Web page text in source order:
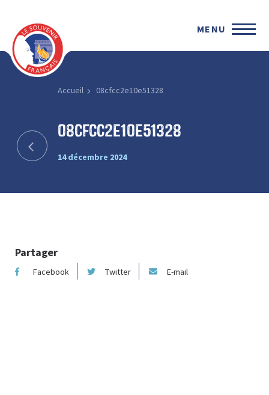
MENU
Accueil 08cfcc2e10e51328
08cfcc2e10e51328
14 décembre 2024
Partager
Facebook Twitter E-mail